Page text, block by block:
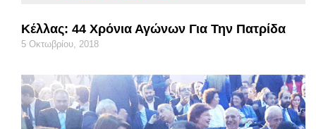
Κέλλας: 44 Χρόνια Αγώνων Για Την Πατρίδα
5 Οκτωβρίου, 2018